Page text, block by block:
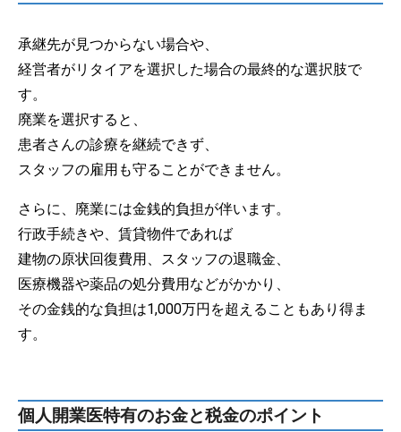
承継先が見つからない場合や、
経営者がリタイアを選択した場合の最終的な選択肢で
す。
廃業を選択すると、
患者さんの診療を継続できず、
スタッフの雇用も守ることができません。
さらに、廃業には金銭的負担が伴います。
行政手続きや、賃貸物件であれば
建物の原状回復費用、スタッフの退職金、
医療機器や薬品の処分費用などがかかり、
その金銭的な負担は1,000万円を超えることもあり得ま
す。
個人開業医特有のお金と税金のポイント